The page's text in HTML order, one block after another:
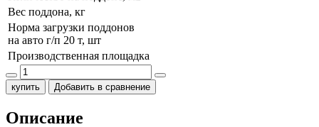
Вес поддона, кг
Норма загрузки поддонов
на авто г/п 20 т, шт
Производственная площадка
купить Добавить в сравнение
Описание